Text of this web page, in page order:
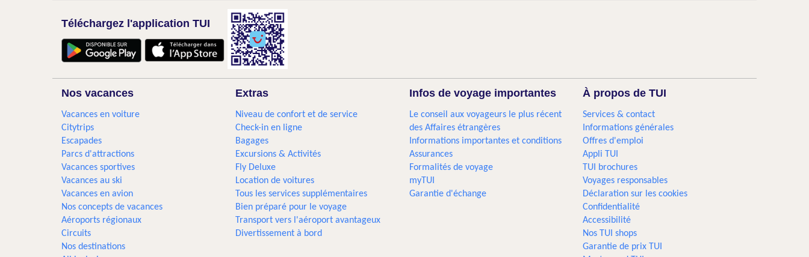
Téléchargez l'application TUI
Nos vacances
Vacances en voiture
Citytrips
Escapades
Parcs d'attractions
Vacances sportives
Vacances au ski
Vacances en avion
Nos concepts de vacances
Aéroports régionaux
Circuits
Nos destinations
Extras
Niveau de confort et de service
Check-in en ligne
Bagages
Excursions & Activités
Fly Deluxe
Location de voitures
Tous les services supplémentaires
Bien préparé pour le voyage
Transport vers l'aéroport avantageux
Divertissement à bord
Infos de voyage importantes
Le conseil aux voyageurs le plus récent
des Affaires étrangères
Informations importantes et conditions
Assurances
Formalités de voyage
myTUI
Garantie d'échange
À propos de TUI
Services & contact
Informations générales
Offres d'emploi
Appli TUI
TUI brochures
Voyages responsables
Déclaration sur les cookies
Confidentialité
Accessibilité
Nos TUI shops
Garantie de prix TUI